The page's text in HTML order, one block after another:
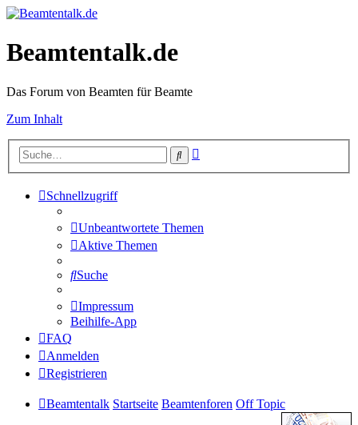
Beamtentalk.de
Das Forum von Beamten für Beamte
Zum Inhalt
Suche
Schnellzugriff
Unbeantwortete Themen
Aktive Themen
Suche
Impressum
Beihilfe-App
FAQ
Anmelden
Registrieren
Beamtentalk Startseite Beamtenforen Off Topic